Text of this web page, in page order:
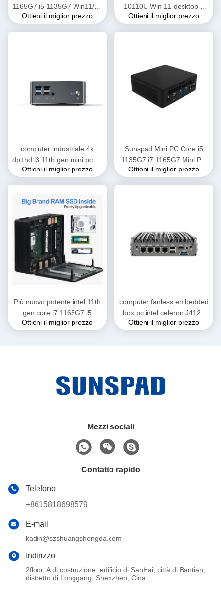
1165G7 i5 1135G7 Win11/10
i3 1115G4 Mini PC HD-MI
Ottieni il miglior prezzo
10110U Win 11 desktop a
parete 2 lan e 2 display HD-
Ottieni il miglior prezzo
computer industriale 4k
dp+hd i3 11th gen mini pc i3-
1115G4 mini computer pc
Ottieni il miglior prezzo
Sunspad Mini PC Core i5
1135G7 i7 1165G7 Mini PC
Win11/10 Thunderbolt 4 2 *
Ottieni il miglior prezzo
Più nuovo potente intel 11th
gen core i7 1165G7 i5
1135G7 i3 1115G4 2 * Mini
Ottieni il miglior prezzo
computer fanless embedded
box pc intel celeron J4125
N5105 mini pc per
Ottieni il miglior prezzo
Mezzi sociali
Contatto rapido
Telefono
+8615818698579
E-mail
kadin@szshuangshengda.com
Indirizzo
2floor, A di costruzione, edificio di SanHai, città di Bantian,
distretto di Longgang, Shenzhen, Cina